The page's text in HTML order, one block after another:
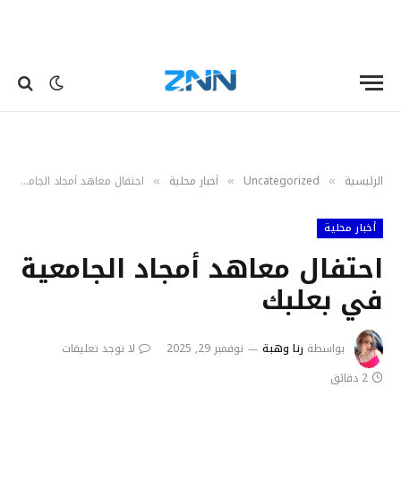
الرئيسية »
Uncategorized
» أخبار محلية » احتفال معاهد أمجاد الجامعية في بعلبك
أخبار محلية
احتفال معاهد أمجاد الجامعية
في بعلبك
بواسطة رنا وهبة نوفمبر 29, 2025
لا توجد تعليقات
2 دقائق